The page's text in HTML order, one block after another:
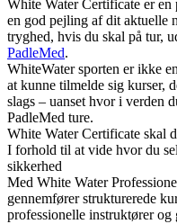
White Water Certificate er
en god pejling af dit aktuelle
tryghed, hvis du skal på tur,
PadleMed.
WhiteWater sporten er ikke
at kunne tilmelde sig kurser,
slags – uanset hvor i verden
PadleMed ture.
White Water Certificate skal
I forhold til at vide hvor du
sikkerhed
Med White Water
gennemfører strukturerede
professionelle instruktører og